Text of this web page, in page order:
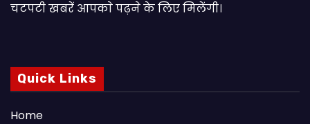
चटपटी खबरें आपकाे पढ़ने के लिए मिलेंगी।
Quick Links
Home